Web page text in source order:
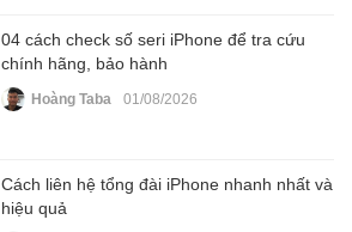
04 cách check số seri iPhone để tra cứu
chính hãng, bảo hành
Hoàng Taba 01/08/2026
Cách liên hệ tổng đài iPhone nhanh nhất và
hiệu quả